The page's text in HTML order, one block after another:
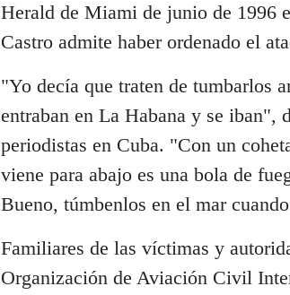
Herald de Miami de junio de 1996
Castro admite haber ordenado el
"Yo decía que traten de tumbarlos
entraban en La Habana y se iban",
periodistas en Cuba. "Con un
viene para abajo es una bola de
Bueno, túmbenlos en el mar
Familiares de las víctimas y
Organización de Aviación Civil